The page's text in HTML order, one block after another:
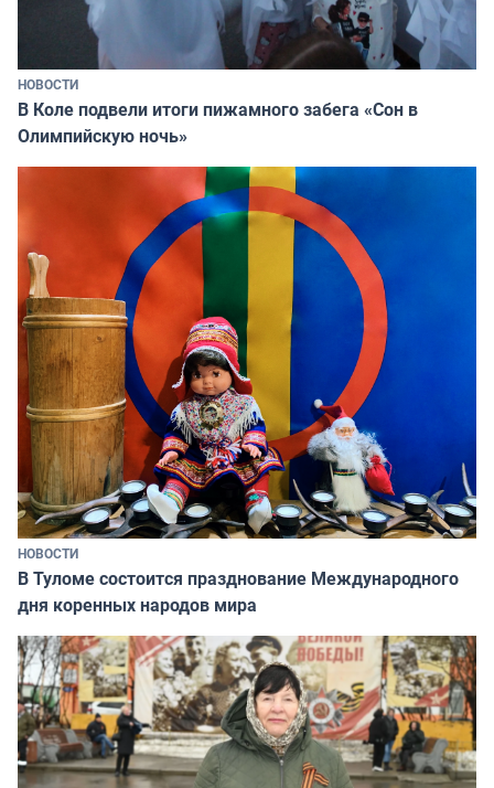
НОВОСТИ
В Коле подвели итоги пижамного забега «Сон в
Олимпийскую ночь»
НОВОСТИ
В Туломе состоится празднование Международного
дня коренных народов мира